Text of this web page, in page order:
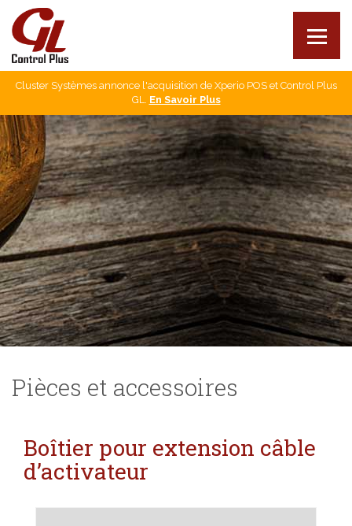
Pièces et accessoires
Boîtier pour extension câble
d’activateur
Cluster Systèmes annonce l'acquisition de Xperio POS et Control Plus
GL. En Savoir Plus